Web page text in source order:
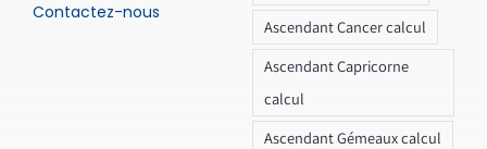
Contactez-nous
Ascendant Cancer calcul
Ascendant Capricorne
calcul
Ascendant Gémeaux calcul